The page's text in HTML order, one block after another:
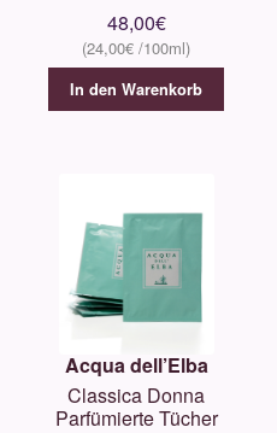
48,00€
24,00€
In den Warenkorb
Acqua dell’Elba
Classica Donna
Parfümierte Tücher